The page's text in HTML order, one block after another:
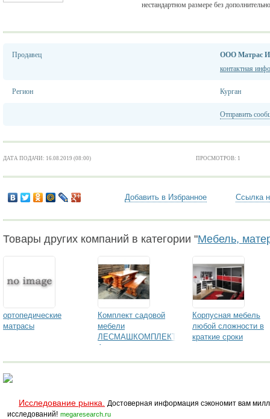
нестандартном размере без
Продавец
ООО Матрас
контактная
Регион Курган
Отправить
ДАТА ПОДАЧИ: 16.08.2019 (08:00) ПРОСМОТРОВ: 1
Добавить в Избранное Ссылка
Товары других компаний в категории "Мебель,
ортопедические
матрасы
Комплект садовой
мебели
ЛЕСМАШКОМПЛЕКТ
Апелла
Корпусная мебель
любой сложности в
краткие сроки
Исследование рынка.
Достоверная информация сэкономит вам
исследований! megaresearch.ru